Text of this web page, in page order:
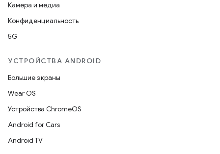
Камера и медиа
Конфиденциальность
5G
УСТРОЙСТВА ANDROID
Большие экраны
Wear OS
Устройства ChromeOS
Android for Cars
Android TV